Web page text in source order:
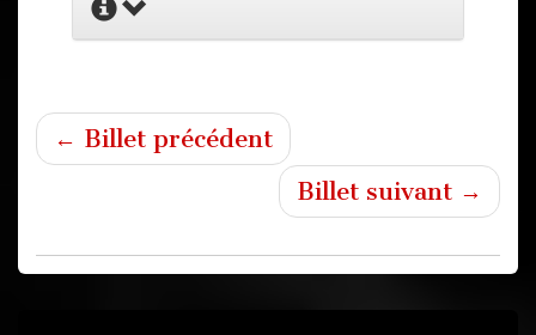
← Billet précédent
Billet suivant →